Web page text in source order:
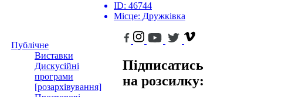
ID: 46744
Місце: Дружківка
Публічне
Виставки
Дискусійні
програми
[розархівування]
Підписатись
на розсилку: